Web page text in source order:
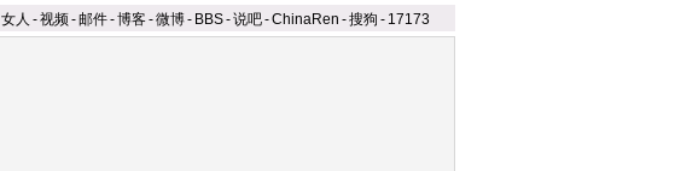
女人 -视频-邮件-博客-微博- BBS-说吧-ChinaRen -搜狗 - 17173